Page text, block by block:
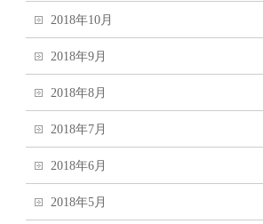
2018年10月
2018年9月
2018年8月
2018年7月
2018年6月
2018年5月